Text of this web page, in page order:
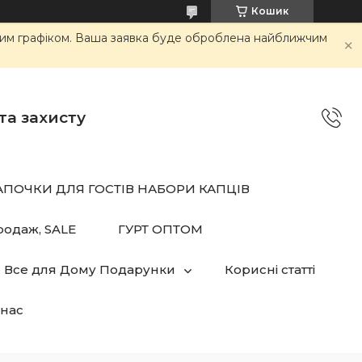
Кошик
графіком. Ваша заявка буде оброблена найближчим
захисту
ДЛЯ ГОСТІВ НАБОРИ КАПЦІВ
SALE ГУРТ ОПТОМ
Все для Дому Подарунки Корисні статті